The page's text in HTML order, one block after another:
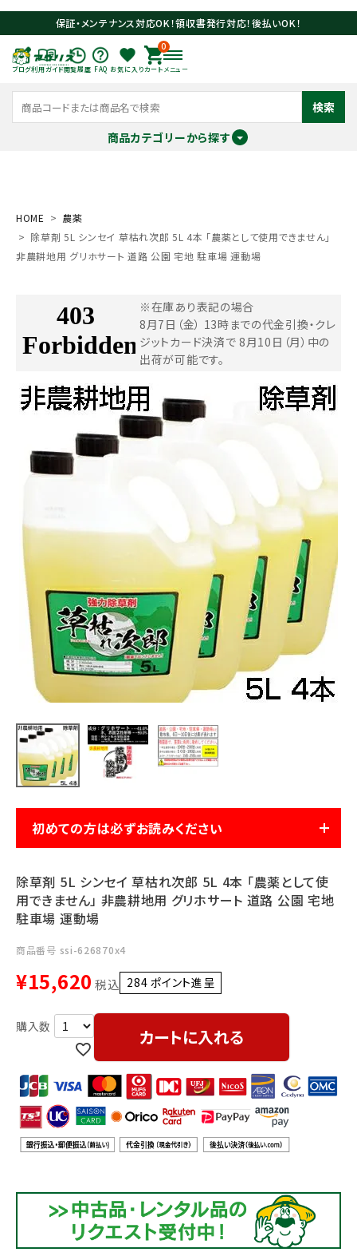
保証・メンテナンス対応OK！領収書発行対応！後払いOK！
ブログ利用ガイド閲覧履歴 FAQ お気に入り
0
カート メニュー
検索
商品カテゴリーから探す
search
お気に入り一覧
閲覧履歴一覧
農業機械
作業用品
補修部品
レンタル
ブログ
メールでのお問い合わせ
info@agriz.net
FAXでのご注文
HOME
農薬
除草剤 5L シンセイ 草枯れ次郎 5L 4本 「農薬として使用できません」
非農耕地用 グリホサート 道路 公園 宅地 駐車場 運動場
※在庫あり表記の場合
8月7日（金） 13時までの代金引換・クレ
ジットカード決済で 8月10日（月）中の
出荷が可能です。
初めての方は必ずお読みください
除草剤 5L シンセイ 草枯れ次郎 5L 4本 「農薬として使
用できません」 非農耕地用 グリホサート 道路 公園 宅地
駐車場 運動場
商品番号 ssi-626870x4
¥15,620 税込 284 ポイント進呈 ]
カートに入れる